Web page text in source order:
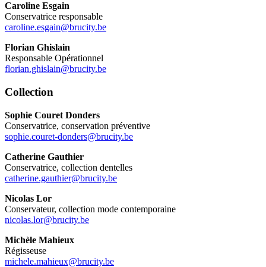
Caroline Esgain
Conservatrice responsable
caroline.esgain@brucity.be
Florian Ghislain
Responsable Opérationnel
florian.ghislain@brucity.be
Collection
Sophie Couret Donders
Conservatrice, conservation préventive
sophie.couret-donders@brucity.be
Catherine Gauthier
Conservatrice, collection dentelles
catherine.gauthier@brucity.be
Nicolas Lor
Conservateur, collection mode contemporaine
nicolas.lor@brucity.be
Michèle Mahieux
Régisseuse
michele.mahieux@brucity.be